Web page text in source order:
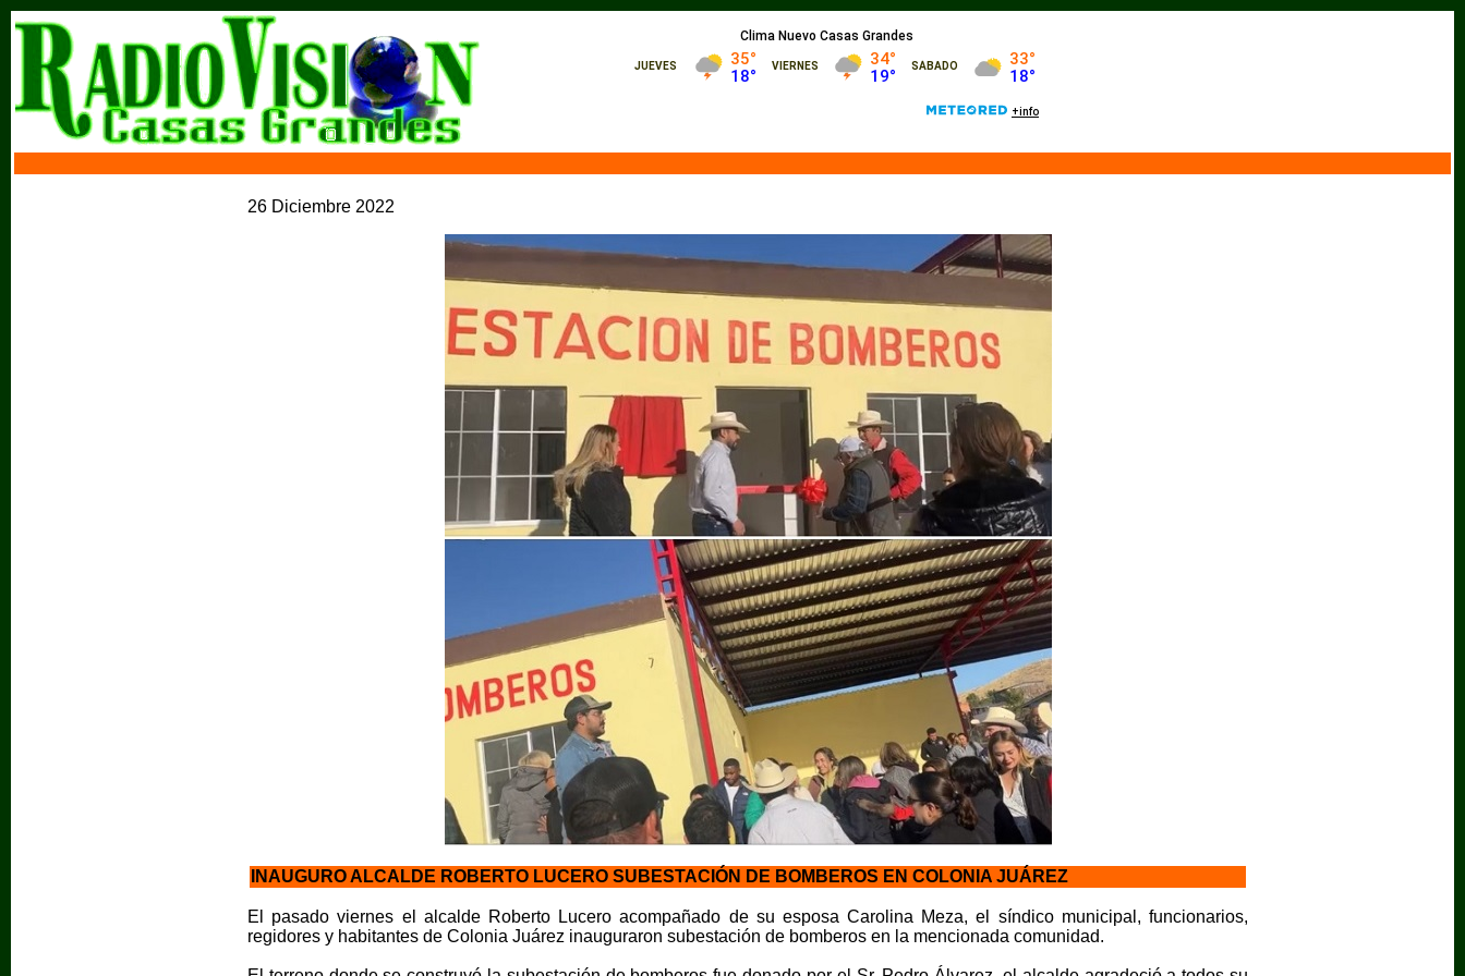
26 Diciembre 2022
INAUGURO ALCALDE ROBERTO LUCERO SUBESTACIÓN DE BOMBEROS EN COLONIA JUÁREZ
El pasado viernes el alcalde Roberto Lucero acompañado de su esposa Carolina Meza, el síndico municipal, funcionarios,
regidores y habitantes de Colonia Juárez inauguraron subestación de bomberos en la mencionada comunidad.